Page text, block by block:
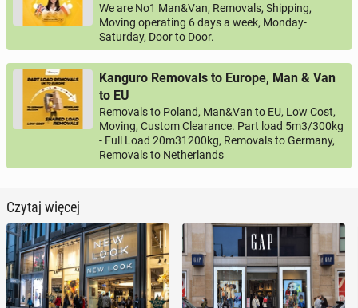
We are No1 Man&Van, Removals, Shipping,
Moving operating 6 days a week, Monday-
Saturday, Door to Door.
Kanguro Removals to Europe, Man & Van
to EU
Removals to Poland, Man&Van to EU, Low Cost,
Moving, Custom Clearance. Part load 5m3/300kg
- Full Load 20m31200kg, Removals to Germany,
Removals to Netherlands
Czytaj więcej